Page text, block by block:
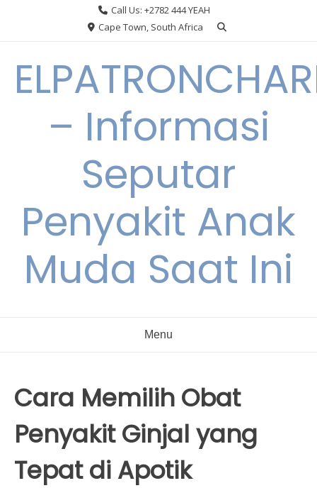
Call Us: +2782 444 YEAH
Cape Town, South Africa
– Informasi
Seputar
Penyakit Anak
Muda Saat Ini
Menu
Cara Memilih Obat
Penyakit Ginjal yang
Tepat di Apotik